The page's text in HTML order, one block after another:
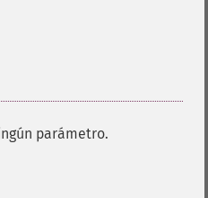
parámetro.